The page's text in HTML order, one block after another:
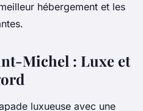
hébergement et les
Michel : Luxe et
luxueuse avec une